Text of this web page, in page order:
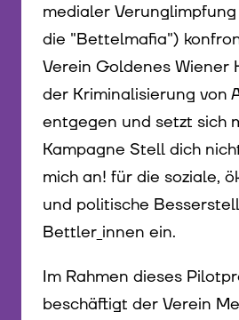
medialer
die "Bettelmafia")
Verein Goldenes Wiener
der Kriminalisierung von
entgegen und setzt sich
Kampagne Stell dich
mich an! für die soziale,
und politische
Bettler_innen ein.
Im Rahmen dieses
beschäftigt der Verein